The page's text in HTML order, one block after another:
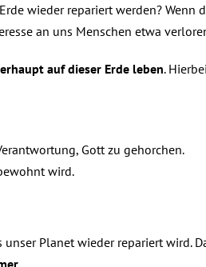
wieder repariert werden?
an uns Menschen etwa
auf dieser Erde leben.
Gott zu gehorchen.
wird.
unser Planet wieder repariert wird.
.